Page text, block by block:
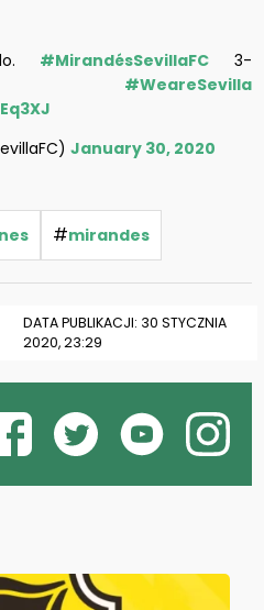
#MirandésSevillaFC 3-
#WeareSevilla
January 30, 2020
#mirandes
DATA PUBLIKACJI: 30 STYCZNIA
2020, 23:29